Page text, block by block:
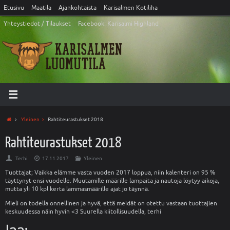
Etusivu Maatila Ajankohtaista
Karisalmen Kotiliha
Yhteystiedot / Tilaukset
Facebook: Karisalmi Highland
Yleinen Rahtiteurastukset 2018
Rahtiteurastukset 2018
Terhi 17.11.2017 Yleinen
Tuottajat; Vaikka elämme vasta vuoden 2017 loppua, niin kalenteri on 95 %
täyttynyt ensi vuodelle. Muutamille määrille lampaita ja nautoja löytyy aikoja,
mutta yli 10 kpl kerta lammasmäärille ajat jo täynnä.
Mieli on todella onnellinen ja hyvä, että meidät on otettu vastaan tuottajien
keskuudessa näin hyvin <3 Suurella kiitollisuudella, terhi